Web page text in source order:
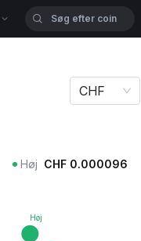
CHF
Høj CHF 0.000096